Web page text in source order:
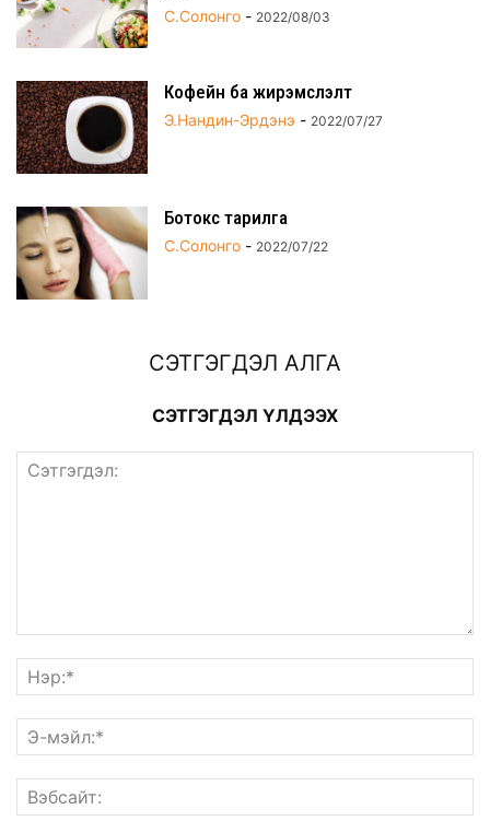
С.Солонго - 2022/08/03
Кофейн ба жирэмслэлт
Э.Нандин-Эрдэнэ - 2022/07/27
Ботокс тарилга
С.Солонго - 2022/07/22
СЭТГЭГДЭЛ АЛГА
СЭТГЭГДЭЛ ҮЛДЭЭХ